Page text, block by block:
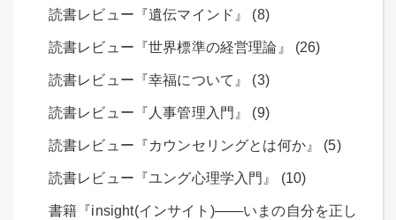
読書レビュー『遺伝マインド』 (8)
読書レビュー『世界標準の経営理論』 (26)
読書レビュー『幸福について』 (3)
読書レビュー『人事管理入門』 (9)
読書レビュー『カウンセリングとは何か』 (5)
読書レビュー『ユング心理学入門』 (10)
書籍『insight(インサイト)――いまの自分を正し